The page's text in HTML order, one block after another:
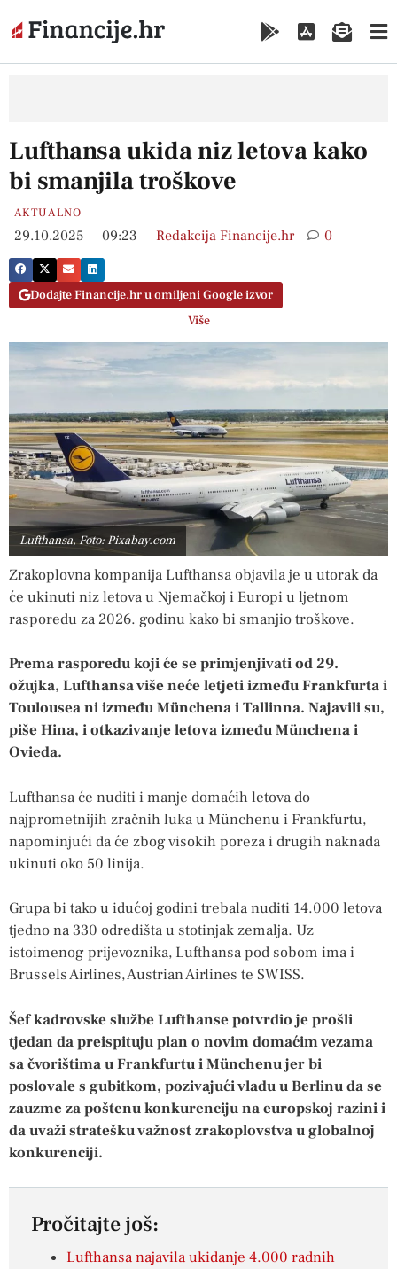
Lufthansa ukida niz letova kako
bi smanjila troškove
AKTUALNO
29.10.2025 09:23 Redakcija Financije.hr 0
Dodajte Financije.hr u omiljeni Google izvor
Više
Lufthansa, Foto: Pixabay.com
Zrakoplovna kompanija Lufthansa objavila je u utorak da
će ukinuti niz letova u Njemačkoj i Europi u ljetnom
rasporedu za 2026. godinu kako bi smanjio troškove.
Prema rasporedu koji će se primjenjivati od 29.
ožujka, Lufthansa više neće letjeti između Frankfurta i
Toulousea ni između Münchena i Tallinna. Najavili su,
piše Hina, i otkazivanje letova između Münchena i
Ovieda.
Lufthansa će nuditi i manje domaćih letova do
najprometnijih zračnih luka u Münchenu i Frankfurtu,
napominjući da će zbog visokih poreza i drugih naknada
ukinuti oko 50 linija.
Grupa bi tako u idućoj godini trebala nuditi 14.000 letova
tjedno na 330 odredišta u stotinjak zemalja. Uz
istoimenog prijevoznika, Lufthansa pod sobom ima i
Brussels Airlines, Austrian Airlines te SWISS.
Šef kadrovske službe Lufthanse potvrdio je prošli
tjedan da preispituju plan o novim domaćim vezama
sa čvorištima u Frankfurtu i Münchenu jer bi
poslovale s gubitkom, pozivajući vladu u Berlinu da se
zauzme za poštenu konkurenciju na europskoj razini i
da uvaži stratešku važnost zrakoplovstva u globalnoj
konkurenciji.
Pročitajte još:
Lufthansa najavila ukidanje 4.000 radnih